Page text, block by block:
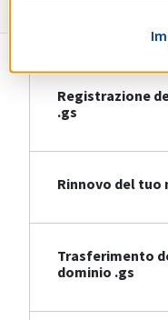
Registrazione
.gs
Rinnovo del tuo
Trasferimento
dominio .gs